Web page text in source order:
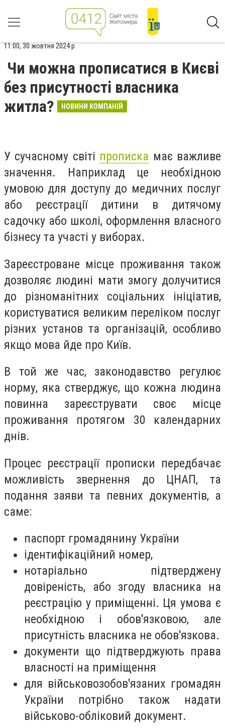
11:00, 30 жовтня 2024 р.
Чи можна прописатися в Києві
без присутності власника
житла?
НОВИНИ КОМПАНІЙ
У сучасному світі прописка має важливе
значення. Наприклад це необхідною
умовою для доступу до медичних послуг
або реєстрації дитини в дитячому
садочку або школі, оформлення власного
бізнесу та участі у виборах.
Зареєстроване місце проживання також
дозволяє людині мати змогу долучитися
до різноманітних соціальних ініціатив,
користуватися великим переліком послуг
різних установ та організацій, особливо
якщо мова йде про Київ.
В той же час, законодавство регулює
норму, яка стверджує, що кожна людина
повинна зареєструвати своє місце
проживання протягом 30 календарних
днів.
Процес реєстрації прописки передбачає
можливість звернення до ЦНАП, та
подання заяви та певних документів, а
саме:
паспорт громадянину України
ідентифікаційний номер,
нотаріально підтверджену
довіреність, або згоду власника на
реєстрацію у приміщенні. Ця умова є
необхідною і обов'язковою, але
присутність власника не обов'язкова.
документи що підтверджують права
власності на приміщення
для військовозобов'язаних громадян
України потрібно також надати
військово-обліковий документ.